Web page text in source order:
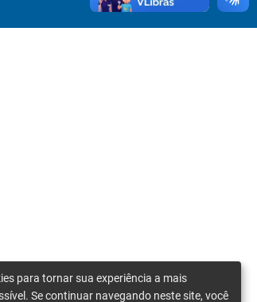
para tornar sua experiência a mais
Se continuar navegando neste site, você